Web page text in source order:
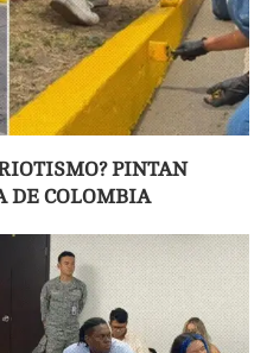
PINTAN
DE COLOMBIA